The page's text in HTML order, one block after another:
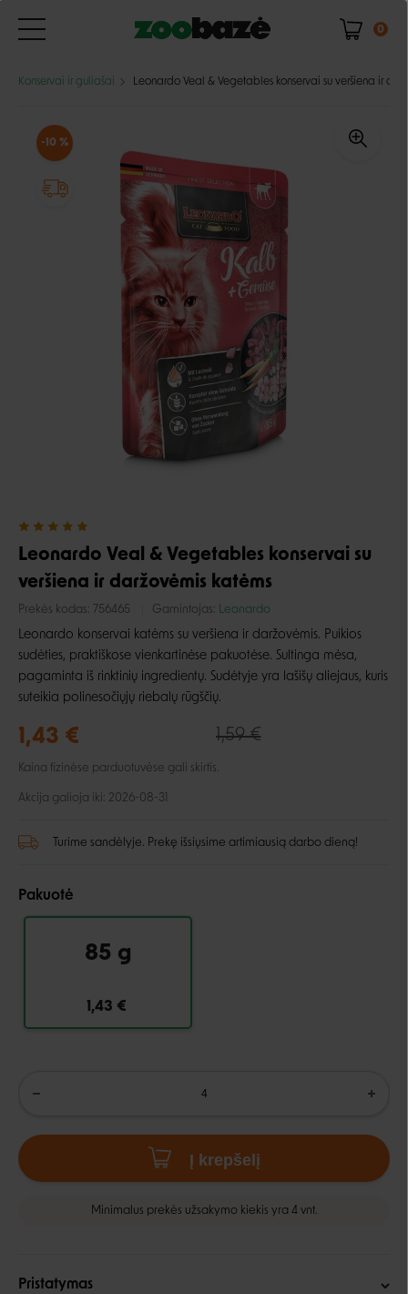
0
Konservai ir guliašai Leonardo Veal & Vegetables konservai su veršiena ir
-10 %
Leonardo Veal & Vegetables konservai su
veršiena ir daržovėmis katėms
Prekės kodas: 756465 Gamintojas: Leonardo
Leonardo konservai katėms su veršiena ir daržovėmis. Puikios
sudėties, praktiškose vienkartinėse pakuotėse. Sultinga mėsa,
pagaminta iš rinktinių ingredientų. Sudėtyje yra lašišų aliejaus, kuris
suteikia polinesočiųjų riebalų rūgščių.
1,43 € 1,59 €
Kaina fizinėse parduotuvėse gali skirtis.
Akcija galioja iki: 2026-08-31
Turime sandėlyje. Prekę išsiųsime artimiausią darbo dieną!
Pakuotė
85 g
1,43 €
Į krepšelį
Minimalus prekės užsakymo kiekis yra 4 vnt.
Pristatymas